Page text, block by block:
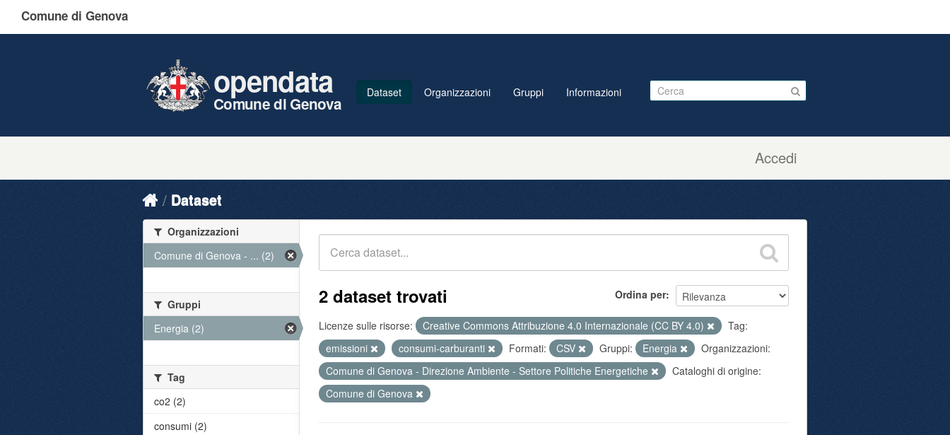
Comune di Genova
Accedi
opendata
Comune di Genova
Dataset Organizzazioni Gruppi Informazioni
Dataset
Ordina per
2 dataset trovati
Licenze sulle risorse: Creative Commons Attribuzione 4.0 Internazionale (CC BY 4.0)
Tag:
emissioni
consumi-carburanti Formati: CSV Gruppi: Energia
Organizzazioni:
Comune di Genova - Direzione Ambiente - Settore Politiche Energetiche
Cataloghi di origine:
Comune di Genova
Organizzazioni
Comune di Genova - ... (2)
Gruppi
Energia (2)
Tag
co2 (2)
consumi (2)